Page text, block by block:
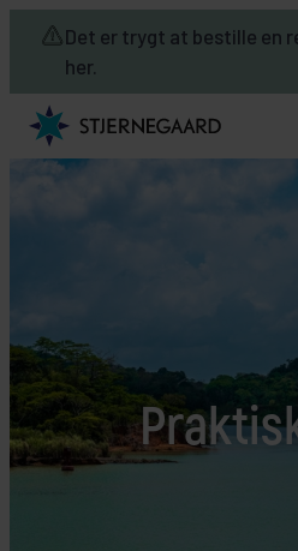
Det er trygt at bestille en
her.
Skip to main content